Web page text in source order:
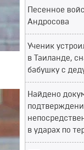
Песенное
Андросова
Ученик
в Таиланде,
бабушку с
Найдено
в ударах по